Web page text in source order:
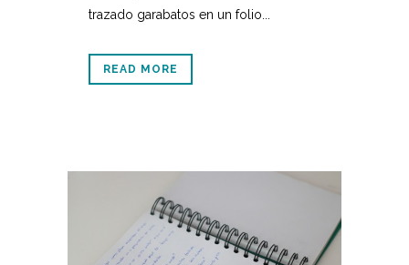
trazado garabatos en un folio...
READ MORE